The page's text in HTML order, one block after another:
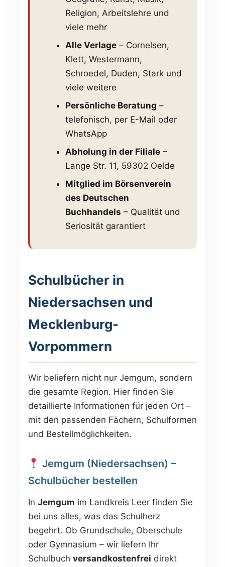
Religion, Arbeitslehre und
viele mehr
Alle Verlage – Cornelsen,
Klett, Westermann,
Schroedel, Duden, Stark und
viele weitere
Persönliche Beratung –
telefonisch, per E-Mail oder
WhatsApp
Abholung in der Filiale –
Lange Str. 11, 59302 Oelde
Mitglied im Börsenverein
des Deutschen
Buchhandels – Qualität und
Seriosität garantiert
Schulbücher in
Niedersachsen und
Mecklenburg-
Vorpommern
Wir beliefern nicht nur Jemgum, sondern
die gesamte Region. Hier finden Sie
detaillierte Informationen für jeden Ort –
mit den passenden Fächern, Schulformen
und Bestellmöglichkeiten.
Jemgum (Niedersachsen) –
Schulbücher bestellen
In Jemgum im Landkreis Leer finden Sie
bei uns alles, was das Schulherz
begehrt. Ob Grundschule, Oberschule
oder Gymnasium – wir liefern Ihr
Schulbuch versandkostenfrei direkt